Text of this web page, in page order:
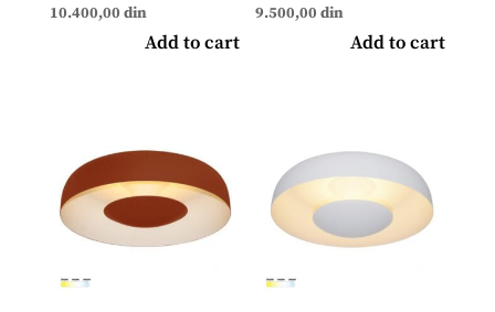
10.400,00 din
Add to cart
9.500,00 din
Add to cart